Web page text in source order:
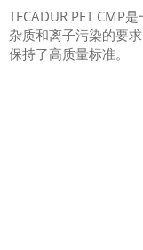
TECADUR PET CMP
杂质和离子污染的要
保持了高质量标准。